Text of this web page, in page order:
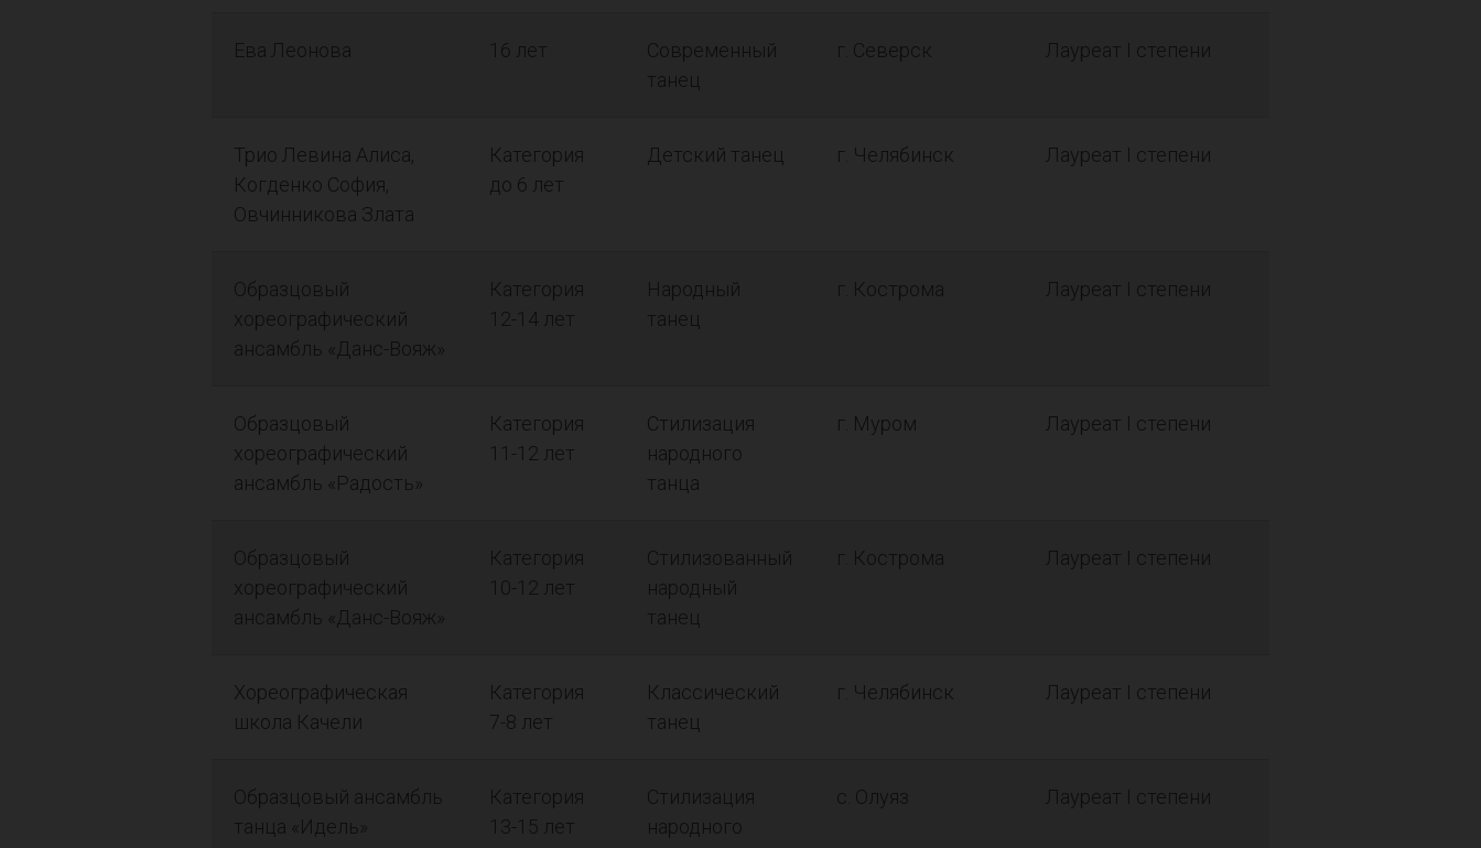
Ева Леонова 16 лет
Современный
танец
г. Северск Лауреат I степени
Трио Левина Алиса,
Когденко София,
Овчинникова Злата
Категория
до 6 лет
Детский танец г. Челябинск Лауреат I степени
Образцовый
хореографический
ансамбль «Данс-Вояж»
Категория
12-14 лет
Народный
танец
г. Кострома Лауреат I степени
Образцовый
хореографический
ансамбль «Радость»
Категория
11-12 лет
Стилизация
народного
танца
г. Муром Лауреат I степени
Образцовый
хореографический
ансамбль «Данс-Вояж»
Категория
10-12 лет
Стилизованный
народный
танец
г. Кострома Лауреат I степени
Хореографическая
школа Качели
Категория
7-8 лет
Классический
танец
г. Челябинск Лауреат I степени
Образцовый ансамбль
танца «Идель»
Категория
13-15 лет
Стилизация
народного
с. Олуяз Лауреат I степени